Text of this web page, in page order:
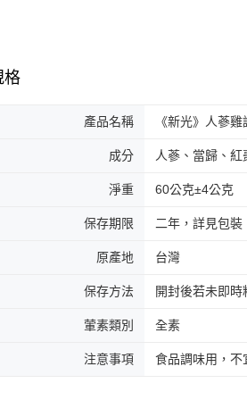
格
產品名稱 《新光》人蔘雞
成分 人蔘、當歸、
淨重 60公克±4公克
保存期限 二年，詳見包裝
原產地 台灣
保存方法 開封後若未即
葷素類別 全素
注意事項 食品調味用，不